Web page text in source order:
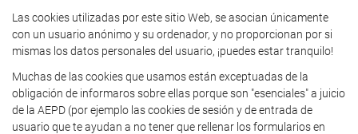
Las cookies utilizadas por este sitio Web, se asocian únicamente
con un usuario anónimo y su ordenador, y no proporcionan por si
mismas los datos personales del usuario, ¡puedes estar tranquilo!
Muchas de las cookies que usamos están exceptuadas de la
obligación de informaros sobre ellas porque son "esenciales" a juicio
de la AEPD (por ejemplo las cookies de sesión y de entrada de
usuario que te ayudan a no tener que rellenar los formularios en